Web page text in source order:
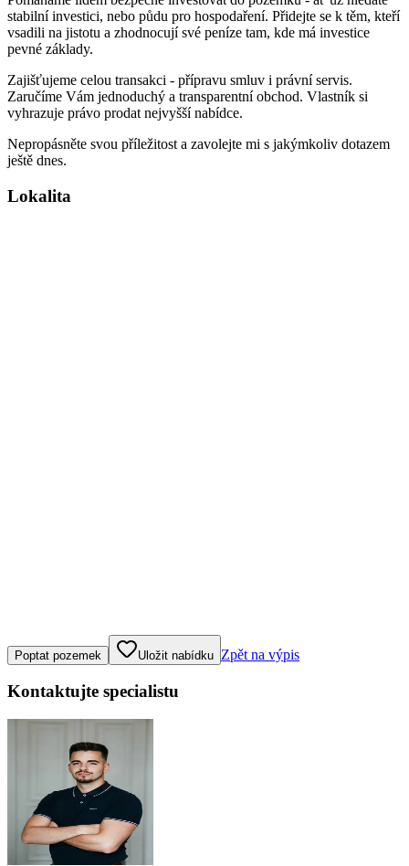
stabilní investici, nebo půdu pro hospodaření. Přidejte se k těm, kteří
vsadili na jistotu a zhodnocují své peníze tam, kde má investice
pevné základy.
Zajišťujeme celou transakci - přípravu smluv i právní servis.
Zaručíme Vám jednoduchý a transparentní obchod. Vlastník si
vyhrazuje právo prodat nejvyšší nabídce.
Nepropásněte svou příležitost a zavolejte mi s jakýmkoliv dotazem
ještě dnes.
Lokalita
Klepněte nebo klikněte pro ovládání mapy
Poptat pozemek Uložit nabídku Zpět na výpis
Kontaktujte specialistu